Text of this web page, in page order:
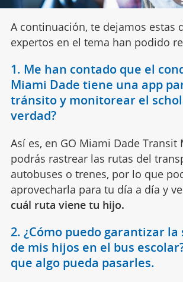
A continuación, te dejamos estas
expertos en el tema han podido
1. Me han contado que el
Miami Dade tiene una app
tránsito y monitorear el
verdad?
Así es, en GO Miami Dade Transit
podrás rastrear las rutas del
autobuses o trenes, por lo que
aprovecharla para tu día a día y
cuál ruta viene tu hijo.
2. ¿Cómo puedo garantizar la
de mis hijos en el bus
que algo pueda pasarles.